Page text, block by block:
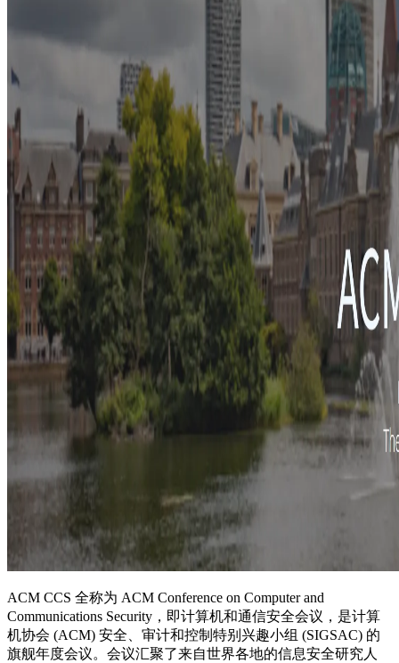
ACM CCS 全称为 ACM Conference on Computer and
Communications Security，即计算机和通信安全会议，是计算
机协会 (ACM) 安全、审计和控制特别兴趣小组 (SIGSAC) 的
旗舰年度会议。会议汇聚了来自世界各地的信息安全研究人